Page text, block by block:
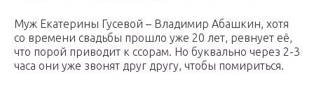
Муж Екатерины Гусевой – Владимир Абашкин, хотя
со времени свадьбы прошло уже 20 лет, ревнует её,
что порой приводит к ссорам. Но буквально через 2-3
часа они уже звонят друг другу, чтобы помириться.